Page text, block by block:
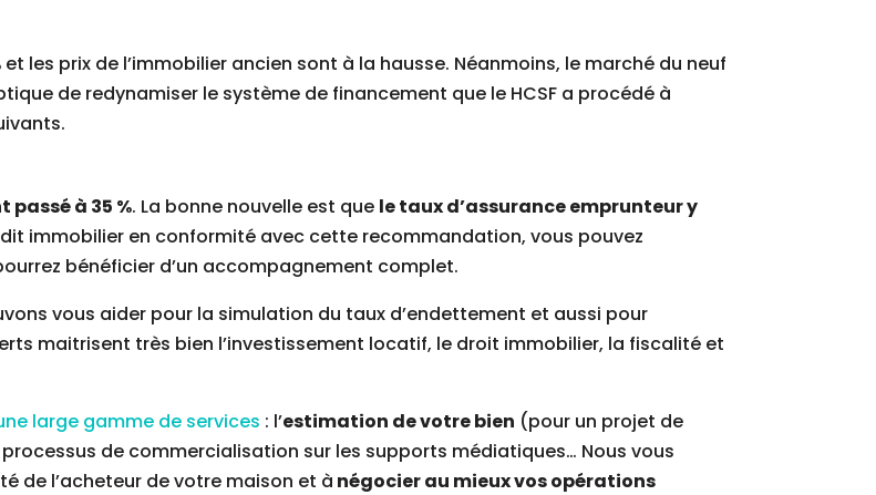
et les prix de l’immobilier ancien sont à la hausse. Néanmoins, le marché du neuf
de redynamiser le système de financement que le HCSF a procédé à
à 35 %. La bonne nouvelle est que le taux d’assurance emprunteur y
immobilier en conformité avec cette recommandation, vous pouvez
bénéficier d’un accompagnement complet.
vous aider pour la simulation du taux d’endettement et aussi pour
maitrisent très bien l’investissement locatif, le droit immobilier, la fiscalité et
large gamme de services : l’estimation de votre bien (pour un projet de
de commercialisation sur les supports médiatiques… Nous vous
de l’acheteur de votre maison et à négocier au mieux vos opérations